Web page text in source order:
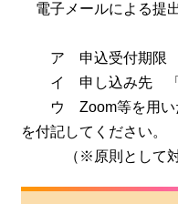
電子メールによる提
ア 申込受付期限 令
イ 申し込み先 「8
ウ Zoom等を用いた
を付記してください。
（※原則として対面